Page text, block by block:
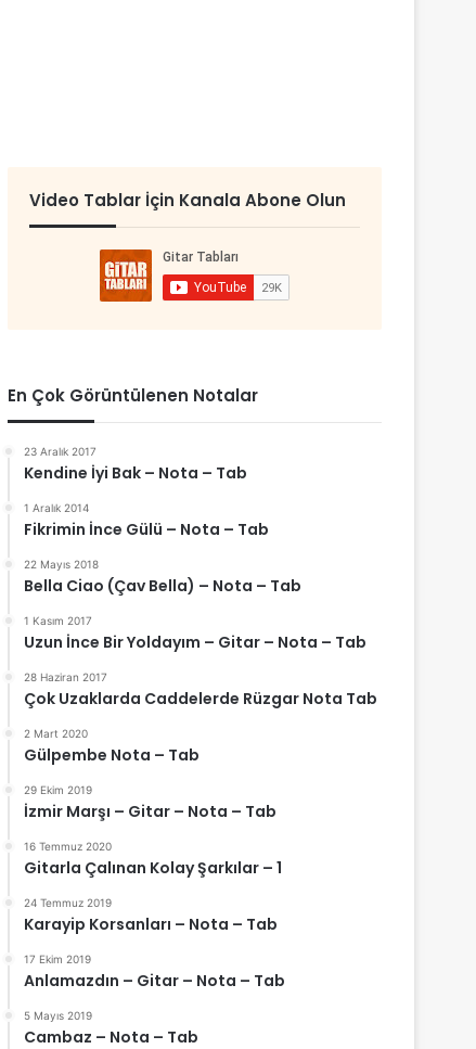
Video Tablar İçin Kanala Abone Olun
En Çok Görüntülenen Notalar
23 Aralık 2017
Kendine İyi Bak – Nota – Tab
1 Aralık 2014
Fikrimin İnce Gülü – Nota – Tab
22 Mayıs 2018
Bella Ciao (Çav Bella) – Nota – Tab
1 Kasım 2017
Uzun İnce Bir Yoldayım – Gitar – Nota – Tab
28 Haziran 2017
Çok Uzaklarda Caddelerde Rüzgar Nota Tab
2 Mart 2020
Gülpembe Nota – Tab
29 Ekim 2019
İzmir Marşı – Gitar – Nota – Tab
16 Temmuz 2020
Gitarla Çalınan Kolay Şarkılar – 1
24 Temmuz 2019
Karayip Korsanları – Nota – Tab
17 Ekim 2019
Anlamazdın – Gitar – Nota – Tab
5 Mayıs 2019
Cambaz – Nota – Tab